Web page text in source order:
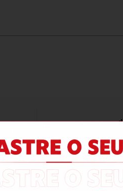
100%
ATV310HD18N4E - INVERSOR DE